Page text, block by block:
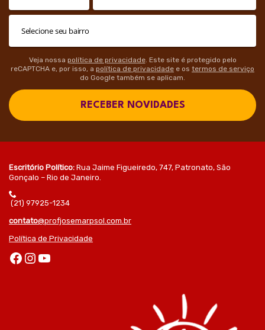
Veja nossa política de privacidade. Este site é protegido pelo
reCAPTCHA e, por isso, a política de privacidade e os termos de serviço
do Google também se aplicam.
RECEBER NOVIDADES
Escritório Político: Rua Jaime Figueiredo, 747, Patronato, São
Gonçalo – Rio de Janeiro.
(21) 97925-1234
contato@profjosemarpsol.com.br
Política de Privacidade
Facebook Instagram Youtube